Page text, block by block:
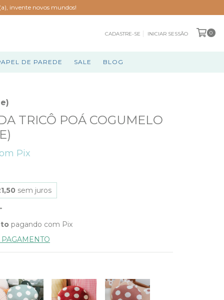
invente novos mundos!
CADASTRE-SE INICIAR SESSÃO 0
DE PAREDE SALE BLOG
TRICÔ POÁ COGUMELO
Pix
sem juros
pagando com Pix